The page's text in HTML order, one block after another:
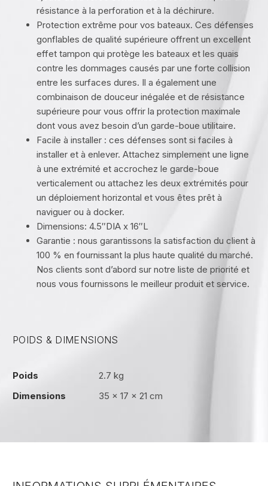
résistance à la perforation et à la déchirure.
Protection extrême pour vos bateaux. Ces défenses
gonflables de qualité supérieure offrent un excellent
effet tampon qui protège les bateaux et les quais
contre les dommages causés par une forte collision
entre les surfaces dures. Il a également une
combinaison de douceur inégalée et de résistance
supérieure pour vous offrir la protection maximale
dont vous avez besoin d’un garde-boue utilitaire.
Facile à installer : ces défenses sont si faciles à
installer et à enlever. Attachez simplement une ligne
à une extrémité et accrochez le garde-boue
verticalement ou attachez les deux extrémités pour
un déploiement horizontal et vous êtes prêt à
naviguer ou à docker.
Dimensions: 4.5″DIA x 16″L
Garantie : nous garantissons la satisfaction du client à
100 % en fournissant la plus haute qualité du marché.
Nos clients sont d’abord sur notre liste de priorité et
nous vous fournissons le meilleur produit et service.
POIDS & DIMENSIONS
Poids
2.7 kg
Dimensions
35 × 17 × 21 cm